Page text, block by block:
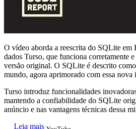
O vídeo aborda a reescrita do SQLite em
dados Turso, que funciona corretamente
versão original. O SQLite é descrito
mundo, agora aprimorado com essa nova
Turso introduz funcionalidades
mantendo a confiabilidade do SQLite
anúncio e nas vantagens técnicas dessa
Leia mais